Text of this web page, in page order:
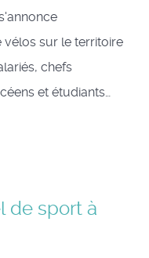
sur le territoire
chefs
et étudiants…
de sport à